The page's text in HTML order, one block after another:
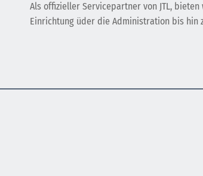
Als offizieller Servicepartner von JTL,
Einrichtung üder die Administration bis hin